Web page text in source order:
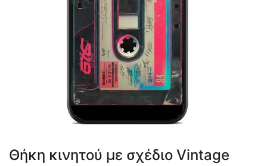
Θήκη κινητού με σχέδιο Vintage